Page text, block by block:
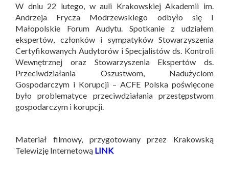
W dniu 22 lutego, w auli Krakowskiej Akademii im.
Andrzeja Frycza Modrzewskiego odbyło się I
Małopolskie Forum Audytu. Spotkanie z udziałem
ekspertów, członków i sympatyków Stowarzyszenia
Certyfikowanych Audytorów i Specjalistów ds. Kontroli
Wewnętrznej oraz Stowarzyszenia Ekspertów ds.
Przeciwdziałania Oszustwom, Nadużyciom
Gospodarczym i Korupcji – ACFE Polska poświęcone
było problematyce przeciwdziałania przestępstwom
gospodarczym i korupcji.
Materiał filmowy, przygotowany przez Krakowską
Telewizję Internetową LINK